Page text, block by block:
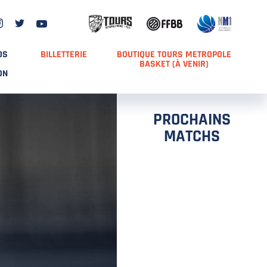
BILLETTERIE BOUTIQUE TOURS METROPOLE
BASKET (À VENIR)
PROCHAINS
MATCHS